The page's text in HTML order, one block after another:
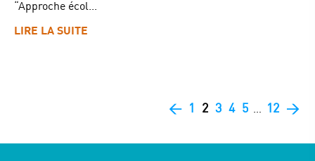
“Approche écol...
LIRE LA SUITE
< 1 2 3 4 5 12 >